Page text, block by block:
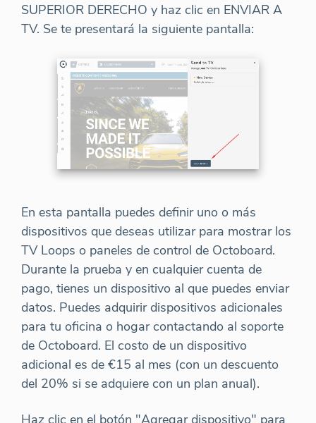
SUPERIOR DERECHO y haz clic en ENVIAR A
TV. Se te presentará la siguiente pantalla:
En esta pantalla puedes definir uno o más
dispositivos que deseas utilizar para mostrar los
TV Loops o paneles de control de Octoboard.
Durante la prueba y en cualquier cuenta de
pago, tienes un dispositivo al que puedes enviar
datos. Puedes adquirir dispositivos adicionales
para tu oficina o hogar contactando al soporte
de Octoboard. El costo de un dispositivo
adicional es de €15 al mes (con un descuento
del 20% si se adquiere con un plan anual).